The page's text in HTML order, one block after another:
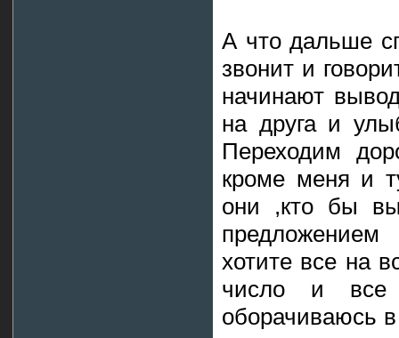
А что дальше
звонит и
начинают
на друга и
Переходим
кроме меня и
они ,кто бы
предложением
хотите все на
число и все
оборачиваюсь